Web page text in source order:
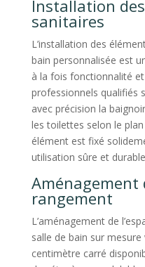
Installation
sanitaires
L’installation des
bain personnalisée est
à la fois fonctionnalité
professionnels qualifiés
avec précision la
les toilettes selon le
élément est fixé
utilisation sûre et
Aménagement
rangement
L’aménagement de
salle de bain sur
centimètre carré